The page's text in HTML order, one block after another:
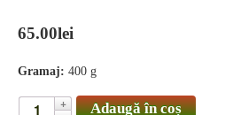
65.00lei
Gramaj: 400 g
Adaugă în coș